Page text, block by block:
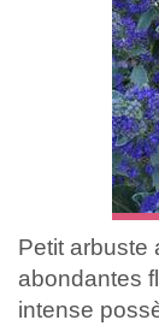
Petit arbuste
abondantes
intense